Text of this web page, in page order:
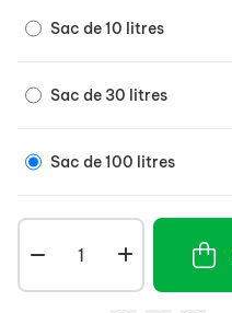
Sac de 10 litres
Sac de 30 litres
Sac de 100 litres